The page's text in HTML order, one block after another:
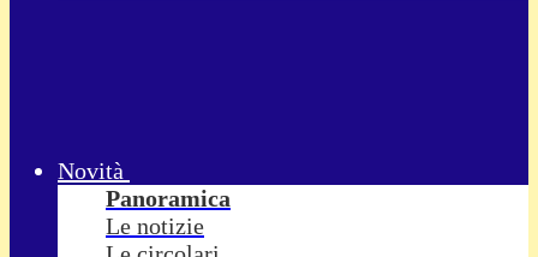
Novità
Panoramica
Le notizie